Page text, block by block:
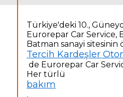
Türkiye'deki 10.,
Eurorepar Car Service,
Batman sanayi
Tercih Kardeşler
de Eurorepar Car
Her türlü
bakım
,